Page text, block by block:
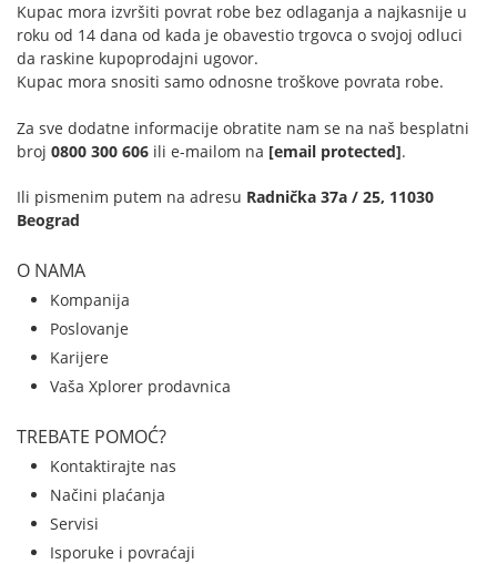
O NAMA
Kompanija
Poslovanje
Karijere
Vaša Xplorer prodavnica
TREBATE POMOĆ?
Kontaktirajte nas
Načini plaćanja
Servisi
Isporuke i povraćaji
Kupac mora izvršiti povrat robe bez odlaganja a najkasnije u
roku od 14 dana od kada je obavestio trgovca o svojoj odluci
da raskine kupoprodajni ugovor.
Kupac mora snositi samo odnosne troškove povrata robe.
Za sve dodatne informacije obratite nam se na naš besplatni
broj 0800 300 606 ili e-mailom na [email protected].
Ili pismenim putem na adresu Radnička 37a / 25, 11030
Beograd